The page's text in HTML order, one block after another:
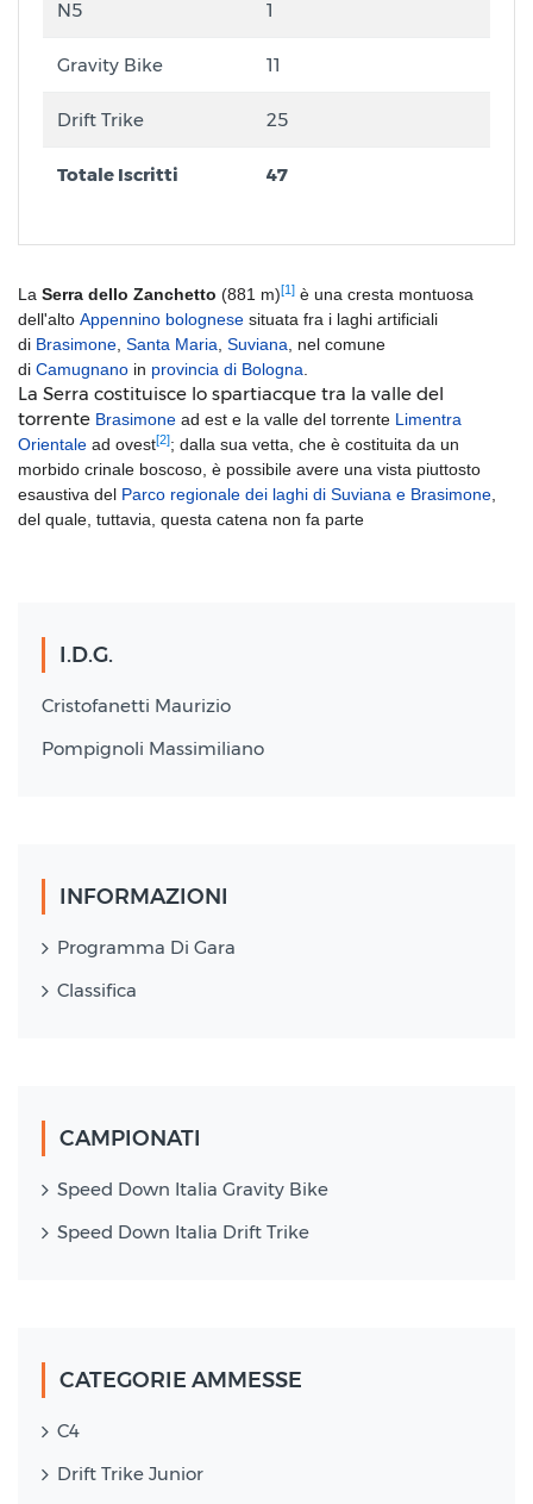
N5 1
Gravity Bike 11
Drift Trike 25
Totale Iscritti 47
La Serra dello Zanchetto (881 m)[1] è una cresta montuosa
dell'alto Appennino bolognese situata fra i laghi artificiali
di Brasimone, Santa Maria, Suviana, nel comune
di Camugnano in provincia di Bologna.
La Serra costituisce lo spartiacque tra la valle del
torrente Brasimone ad est e la valle del torrente Limentra
Orientale ad ovest[2]; dalla sua vetta, che è costituita da un
morbido crinale boscoso, è possibile avere una vista piuttosto
esaustiva del Parco regionale dei laghi di Suviana e Brasimone,
del quale, tuttavia, questa catena non fa parte
I.D.G.
Cristofanetti Maurizio
Pompignoli Massimiliano
INFORMAZIONI
Programma Di Gara
Classifica
CAMPIONATI
Speed Down Italia Gravity Bike
Speed Down Italia Drift Trike
CATEGORIE AMMESSE
C4
Drift Trike Junior